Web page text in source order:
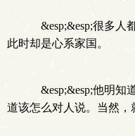
&esp;&esp;很多人
此时却是心系家国。
&esp;&esp;他明知
道该怎么对人说。当然，